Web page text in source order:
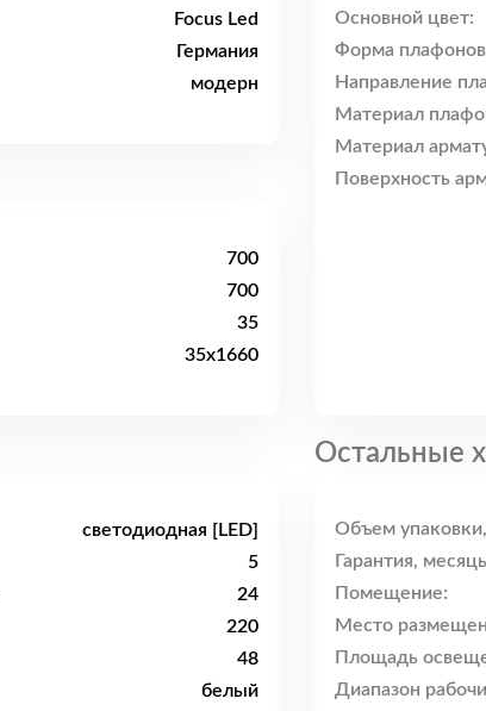
Focus Led
Германия
модерн
700
700
35
35x1660
Основной цвет:
Форма
Направление
Материал
Материал
Поверхность
светодиодная [LED]
5
24
220
48
белый
Остальные
Объем
Гарантия,
Помещение:
Место
Площадь
Диапазон